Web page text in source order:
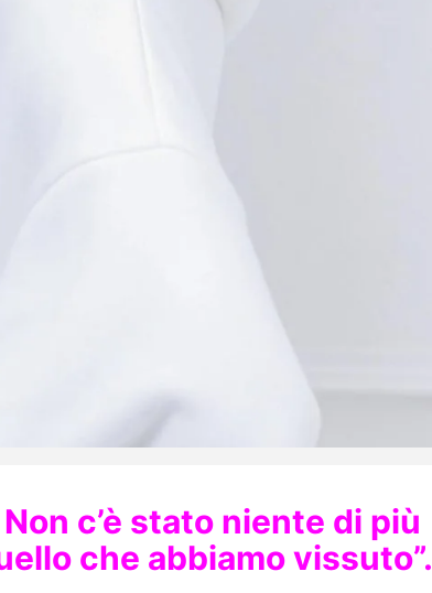
c’è stato niente di più
che abbiamo vissuto”.